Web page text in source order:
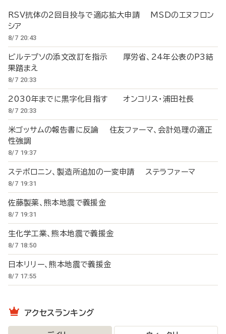
RSV抗体の2回目投与で適応拡大申請 MSDのエヌフロン
シア
8/7 20:43
ビルテプソの添文改訂を指示 厚労省、24年公表のP3結
果踏まえ
8/7 20:33
2030年までに黒字化目指す オンコリス・浦田社長
8/7 20:33
米ゴッサムの報告書に反論 住友ファーマ、会計処理の適正
性強調
8/7 19:37
ステボロニン、製造所追加の一変申請 ステラファーマ
8/7 19:31
佐藤製薬、熊本地震で義援金
8/7 19:31
生化学工業、熊本地震で義援金
8/7 18:50
日本リリー、熊本地震で義援金
8/7 17:55
アクセスランキング